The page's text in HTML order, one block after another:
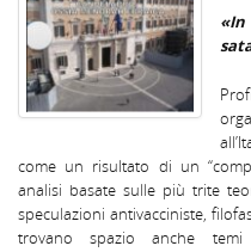
come un risultato di un
analisi basate sulle più trite
speculazioni antivacciniste,
trovano spazio anche temi